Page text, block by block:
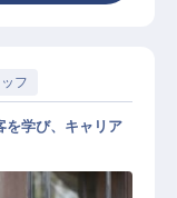
フ
を学び、キャリア